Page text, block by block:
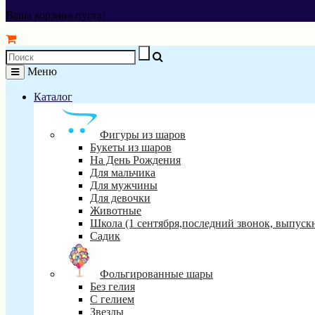
Ваша корзина пуста!
Меню
Каталог
Фигуры из шаров
Букеты из шаров
На День Рождения
Для мальчика
Для мужчины
Для девочки
Животные
Школа (1 сентября,последний звонок,
Садик
Фольгированные шары
Без гелия
С гелием
Звезды